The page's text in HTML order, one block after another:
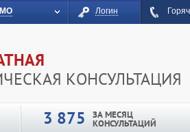
МО Логин
КОНСУЛЬТАЦИЯ
3 875 ЗА МЕСЯЦ
КОНСУЛЬТАЦИЙ